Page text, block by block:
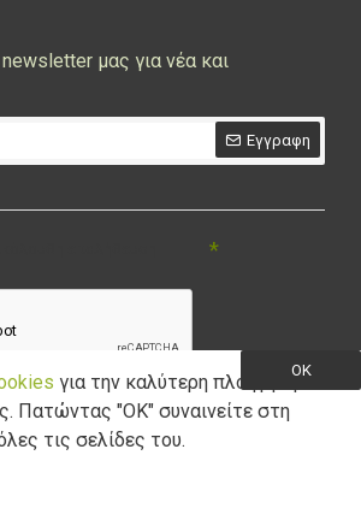
μας για νέα και
Εγγραφη
αποδέχομαι την Πολιτική Απορρήτου
OK
για την καλύτερη πλοήγηση
Πατώντας "ΟK" συναινείτε στη
τις σελίδες του.